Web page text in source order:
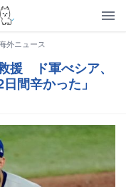
外ニュース
援 ド軍べシア、
間辛かった」